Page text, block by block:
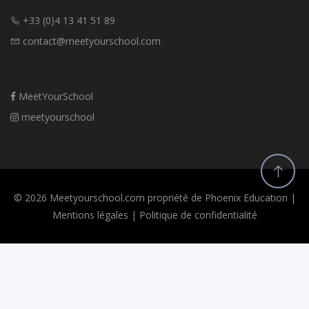
formation adaptée à son projet (management, opérationnel,
international)
+33 (0)4 13 41 51 89
contact@meetyourschool.com
MeetYourSchool
meetyourschool
© 2026 Meetyourschool.com propriété de Phoenix Education |
Mentions légales | Politique de confidentialité